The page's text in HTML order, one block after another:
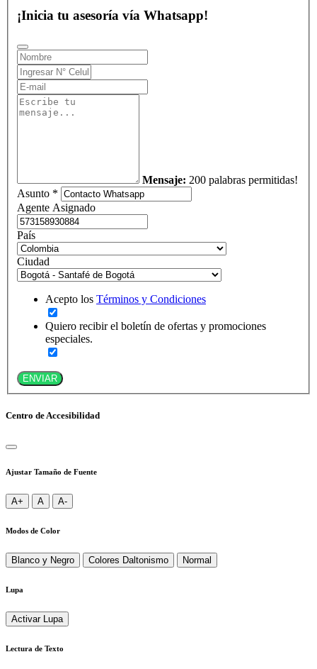
¡Inicia tu asesoría vía Whatsapp!
Mensaje: 200 palabras permitidas!
Asunto *
Agente Asignado
País
Ciudad
Acepto los Términos y Condiciones
Quiero recibir el boletín de ofertas y promociones
especiales.
ENVIAR
Centro de Accesibilidad
Ajustar Tamaño de Fuente
A+ A A-
Modos de Color
Blanco y Negro Colores Daltonismo Normal
Lupa
Activar Lupa
Lectura de Texto